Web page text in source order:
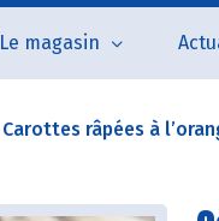
Le magasin
Carottes râpées à